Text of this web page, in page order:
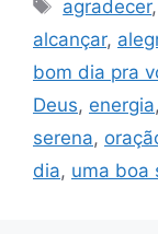
agradecer,
alcançar,
bom dia pra
Deus, energia,
serena,
dia, uma boa